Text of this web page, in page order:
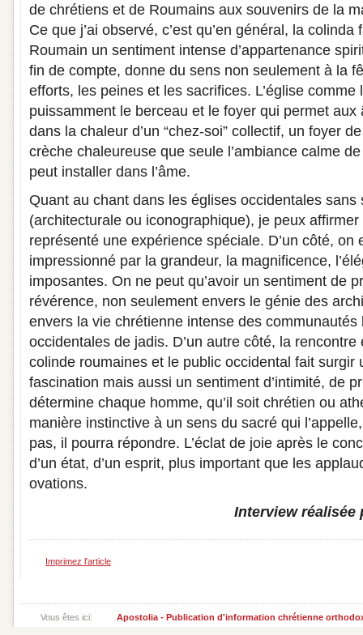
de chrétiens et de Roumains aux souvenirs de la
Ce que j’ai observé, c’est qu’en général, la colinda
Roumain un sentiment intense d’appartenance
fin de compte, donne du sens non seulement à la
efforts, les peines et les sacrifices. L’église
puissamment le berceau et le foyer qui permet aux
dans la chaleur d’un “chez-soi” collectif, un foyer
crèche chaleureuse que seule l’ambiance calme
peut installer dans l’âme.
Quant au chant dans les églises occidentales sans
(architecturale ou iconographique), je peux
représenté une expérience spéciale. D’un côté, on
impressionné par la grandeur, la magnificence,
imposantes. On ne peut qu’avoir un sentiment de
révérence, non seulement envers le génie des
envers la vie chrétienne intense des
occidentales de jadis. D’un autre côté, la
colinde roumaines et le public occidental fait surgir
fascination mais aussi un sentiment d’intimité, de
détermine chaque homme, qu’il soit chrétien ou
manière instinctive à un sens du sacré qui
pas, il pourra répondre. L’éclat de joie après le
d’un état, d’un esprit, plus important que les
ovations.
Interview réalisée
Imprimez l'article
Vous êtes ici: Apostolia - Publication d'information chrétienne